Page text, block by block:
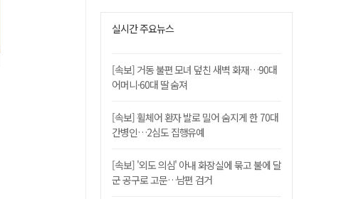
실시간 주요뉴스
[속보] 거동 불편 모녀 덮친 새벽 화재…90대
어머니·60대 딸 숨져
[속보] 휠체어 환자 발로 밀어 숨지게 한 70대
간병인…2심도 집행유예
[속보] '외도 의심' 아내 화장실에 묶고 불에 달
군 공구로 고문…남편 검거